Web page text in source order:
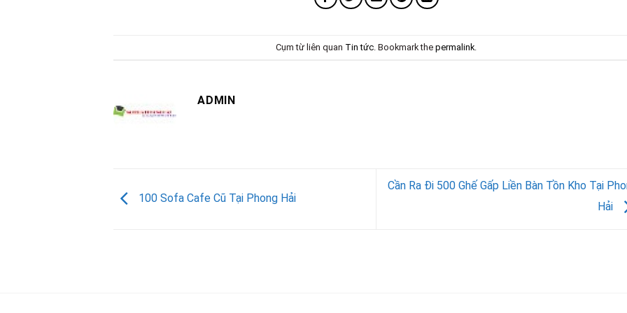
Cụm từ liên quan Tin tức. Bookmark the permalink.
ADMIN
100 Sofa Cafe Cũ Tại Phong Hải
Cần Ra Đi 500 Ghế Gấp Liền Bàn Tồn Kho Tại
Hải